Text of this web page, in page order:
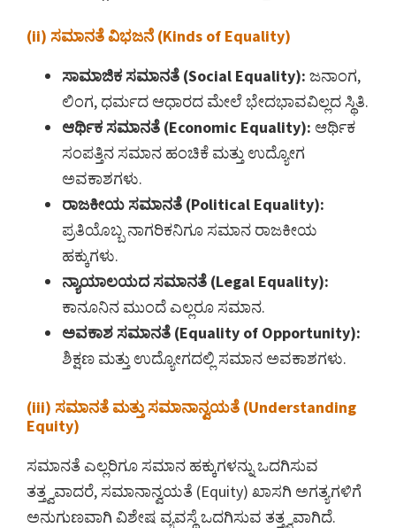
(ii) ಸಮಾನತೆ ವಿಭಜನೆ (Kinds of Equality)
ಸಾಮಾಜಿಕ ಸಮಾನತೆ (Social Equality): ಜನಾಂಗ,
ಲಿಂಗ, ಧರ್ಮದ ಆಧಾರದ ಮೇಲೆ ಭೇದಭಾವವಿಲ್ಲದ ಸ್ಥಿತಿ.
ಆರ್ಥಿಕ ಸಮಾನತೆ (Economic Equality): ಆರ್ಥಿಕ
ಸಂಪತ್ತಿನ ಸಮಾನ ಹಂಚಿಕೆ ಮತ್ತು ಉದ್ಯೋಗ
ಅವಕಾಶಗಳು.
ರಾಜಕೀಯ ಸಮಾನತೆ (Political Equality):
ಪ್ರತಿಯೊಬ್ಬ ನಾಗರಿಕನಿಗೂ ಸಮಾನ ರಾಜಕೀಯ
ಹಕ್ಕುಗಳು.
ನ್ಯಾಯಾಲಯದ ಸಮಾನತೆ (Legal Equality):
ಕಾನೂನಿನ ಮುಂದೆ ಎಲ್ಲರೂ ಸಮಾನ.
ಅವಕಾಶ ಸಮಾನತೆ (Equality of Opportunity):
ಶಿಕ್ಷಣ ಮತ್ತು ಉದ್ಯೋಗದಲ್ಲಿ ಸಮಾನ ಅವಕಾಶಗಳು.
(iii) ಸಮಾನತೆ ಮತ್ತು ಸಮಾನಾನ್ವಯತೆ (Understanding
Equity)
ಸಮಾನತೆ ಎಲ್ಲರಿಗೂ ಸಮಾನ ಹಕ್ಕುಗಳನ್ನು ಒದಗಿಸುವ
ತತ್ತ್ವವಾದರೆ, ಸಮಾನಾನ್ವಯತೆ (Equity) ಖಾಸಗಿ ಅಗತ್ಯಗಳಿಗೆ
ಅನುಗುಣವಾಗಿ ವಿಶೇಷ ವ್ಯವಸ್ಥೆ ಒದಗಿಸುವ ತತ್ತ್ವವಾಗಿದೆ.